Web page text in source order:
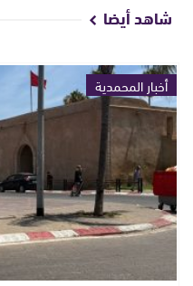
شاهد أيضا
أخبار المحمدية